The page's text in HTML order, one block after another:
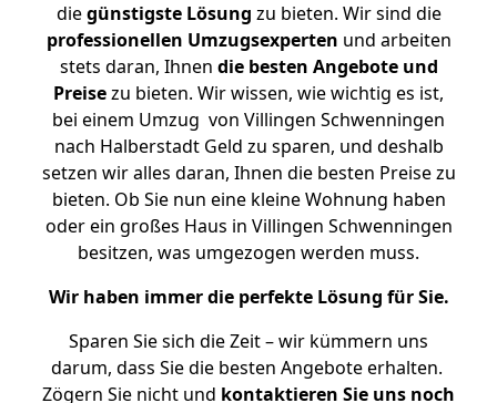
diegünstigste Lösung zu bieten. Wir sind die
professionellen Umzugsexperten und arbeiten
stets daran, Ihnen die besten Angebote und
Preisezu bieten. Wir wissen, wie wichtig es ist,
bei einem Umzug von Villingen Schwenningen
nach Halberstadt Geld zu sparen, und deshalb
setzen wir alles daran, Ihnen die besten Preise zu
bieten. Ob Sie nun eine kleine Wohnung haben
oder ein großes Haus in Villingen Schwenningen
besitzen, was umgezogen werden muss.
Wir haben immer die perfekte Lösung für Sie.
Sparen Sie sich die Zeit – wir kümmern uns
darum, dass Sie die besten Angebote erhalten.
Zögern Sie nicht und kontaktieren Sie uns noch